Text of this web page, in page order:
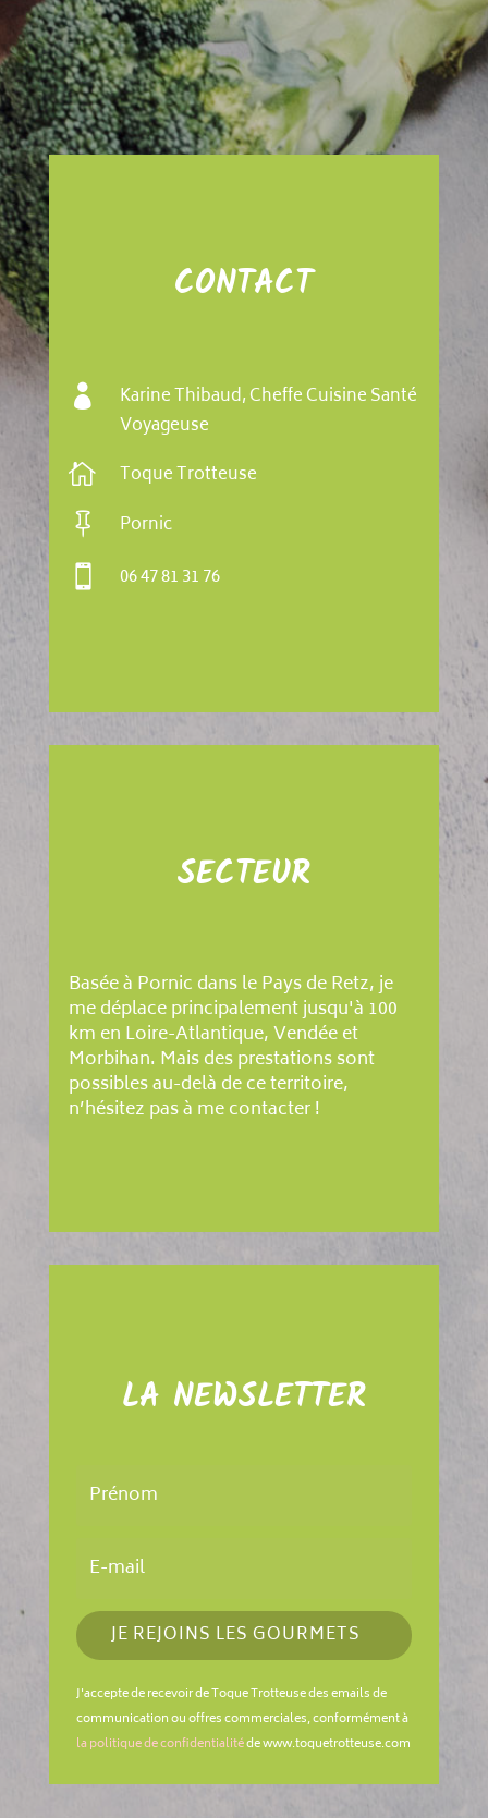
CONTACT

Karine Thibaud, Cheffe Cuisine Santé
Voyageuse
 Toque Trotteuse
 Pornic
 06 47 81 31 76
SECTEUR
Basée à Pornic dans le Pays de Retz, je
me déplace principalement jusqu'à 100
km en Loire-Atlantique, Vendée et
Morbihan. Mais des prestations sont
possibles au-delà de ce territoire,
n’hésitez pas à me contacter !
LA NEWSLETTER
JE REJOINS LES GOURMETS
J'accepte de recevoir de Toque Trotteuse des emails de
communication ou offres commerciales, conformément à
la politique de confidentialitéde www.toquetrotteuse.com